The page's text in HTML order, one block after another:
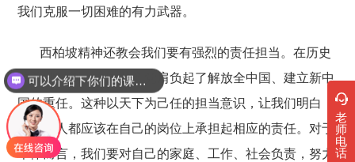
我们克服一切困难的有力武器。
西柏坡精神还教会我们要有强烈的责任担当。在历史
的关键时刻，中国共产党肩负起了解放全中国、建立新中
国的重任。这种以天下为己任的担当意识，让我们明白，
每一个人都应该在自己的岗位上承担起相应的责任。对于
个体而言，我们要对自己的家庭、工作、社会负责，努力
老
师
电
话
可以介绍下你们的课程吗？